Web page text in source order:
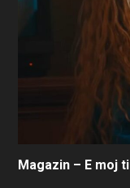
Magazin – E moj ti